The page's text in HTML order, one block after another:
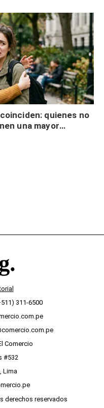
quienes no
una mayor
y no es por
311-6500
Comercio
#532
Lima
derechos reservados